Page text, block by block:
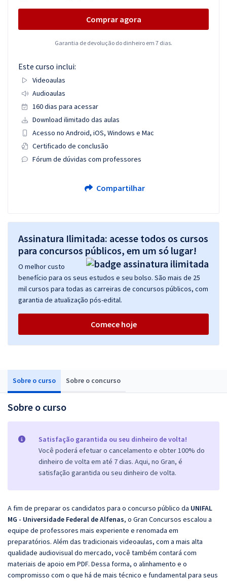
Sobre o curso Sobre o concurso
Sobre o curso
Satisfação garantida ou seu dinheiro de volta!
Você poderá efetuar o cancelamento e obter 100% do
dinheiro de volta em até 7 dias. Aqui, no Gran, é
satisfação garantida ou seu dinheiro de volta.
A fim de preparar os candidatos para o concurso público da UNIFAL
MG - Universidade Federal de Alfenas, o Gran Concursos escalou a
equipe de professores mais experiente e renomada em
preparatórios. Além das tradicionais videoaulas, com a mais alta
qualidade audiovisual do mercado, você também contará com
materiais de apoio em PDF. Dessa forma, o alinhamento e o
compromisso com o que há de mais técnico e fundamental para seus
Comprar agora
Garantia de devolução do dinheiro em 7 dias.
Este curso inclui:
Videoaulas
Audioaulas
160 dias para acessar
Download ilimitado das aulas
Acesso no Android, iOS, Windows e Mac
Certificado de conclusão
Fórum de dúvidas com professores
Compartilhar
Assinatura Ilimitada: acesse todos os cursos
para concursos públicos, em um só lugar!
O melhor custo
benefício para os seus estudos e seu bolso. São mais de 25
mil cursos para todas as carreiras de concursos públicos, com
garantia de atualização pós-edital.
Comece hoje